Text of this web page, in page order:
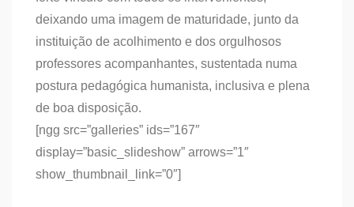
deixando uma imagem de maturidade, junto da
instituição de acolhimento e dos orgulhosos
professores acompanhantes, sustentada numa
postura pedagógica humanista, inclusiva e plena
de boa disposição.
[ngg src=”galleries” ids=”167″
display=”basic_slideshow” arrows=”1″
show_thumbnail_link=”0″]